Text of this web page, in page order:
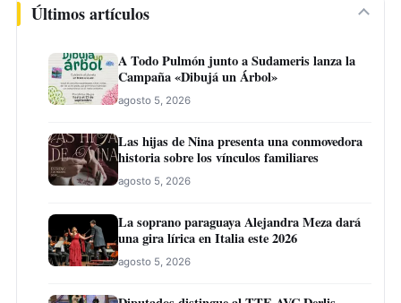
Últimos artículos
A Todo Pulmón junto a Sudameris lanza la
Campaña «Dibujá un Árbol»
agosto 5, 2026
Las hijas de Nina presenta una conmovedora
historia sobre los vínculos familiares
agosto 5, 2026
La soprano paraguaya Alejandra Meza dará
una gira lírica en Italia este 2026
agosto 5, 2026